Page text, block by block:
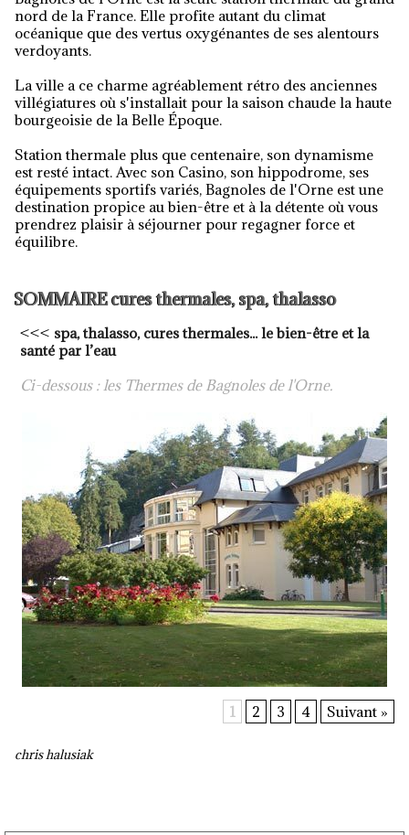
nord de la France. Elle profite autant du climat
océanique que des vertus oxygénantes de ses alentours
verdoyants.
La ville a ce charme agréablement rétro des anciennes
villégiatures où s'installait pour la saison chaude la haute
bourgeoisie de la Belle Époque.
Station thermale plus que centenaire, son dynamisme
est resté intact. Avec son Casino, son hippodrome, ses
équipements sportifs variés, Bagnoles de l'Orne est une
destination propice au bien-être et à la détente où vous
prendrez plaisir à séjourner pour regagner force et
équilibre.
SOMMAIRE cures thermales, spa, thalasso
<<< spa, thalasso, cures thermales... le bien-être et la
santé par l’eau
Ci-dessous : les Thermes de Bagnoles de l'Orne.
1 2 3 4 Suivant »
chris halusiak